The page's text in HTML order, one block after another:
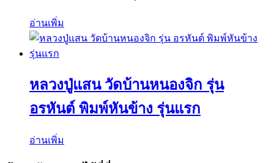
อ่านเพิ่ม
หลวงปู่แสน วัดบ้านหนองจิก รุ่น
อรหันต์ พิมพ์หันข้าง รุ่นแรก
อ่านเพิ่ม